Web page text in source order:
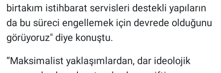
birtakım istihbarat servisleri destekli yapıların
da bu süreci engellemek için devrede olduğunu
görüyoruz" diye konuştu.
“Maksimalist yaklaşımlardan, dar ideolojik